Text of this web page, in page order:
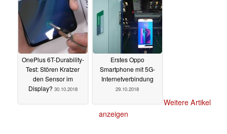
OnePlus 6T-Durability-
Test: Stören Kratzer
den Sensor im
Display? 30.10.2018
Erstes Oppo
Smartphone mit 5G-
Internetverbindung
29.10.2018
Weitere Artikel
anzeigen